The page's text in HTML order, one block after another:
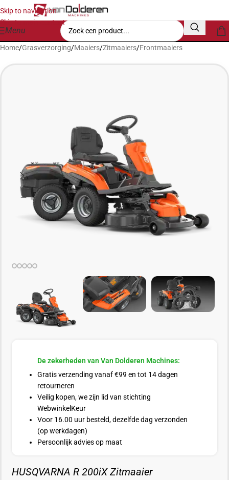
Skip to navigation
Skip to main content
Menu
Home/Grasverzorging/Maaiers/Zitmaaiers/Frontmaaiers
De zekerheden van Van Dolderen Machines:
Gratis verzending vanaf €99 en tot 14 dagen
retourneren
Veilig kopen, we zijn lid van stichting
WebwinkelKeur
Voor 16.00 uur besteld, dezelfde dag verzonden
(op werkdagen)
Persoonlijk advies op maat
HUSQVARNA R 200iX Zitmaaier